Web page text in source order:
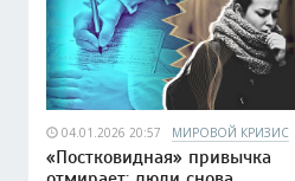
04.01.2026 20:57 МИРОВОЙ КРИЗИС
«Постковидная» привычка